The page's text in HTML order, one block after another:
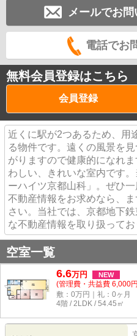
メールでお
電話でお
無料会員登録はこちら
会員登録
近くに駅が2つあるため、用
る物件です。遠くの風景を
がりますので健康的になれ
わしい、きれいな室内です
ーハイツ京都山科」。ぜひ
不動産情報をお求めなら、
さい。当社では、京都地下
な不動産情報を取り扱ってお
空室一覧
6.6万円 NEW
(管理費・共益費 6,000
敷：0万円｜礼：0ヶ月
4階 / 2LDK / 54.45㎡